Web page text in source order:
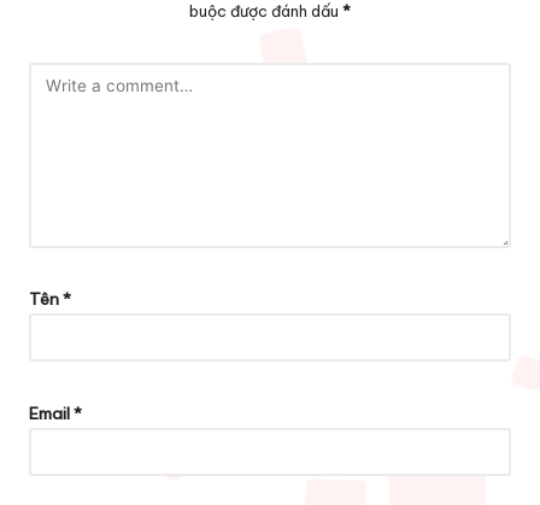
buộc được đánh dấu *
Tên*
Email*